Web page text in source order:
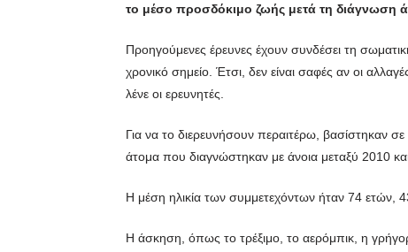
το μέσο προσδόκιμο ζωής μετά τη διάγνωση
Προηγούμενες έρευνες έχουν συνδέσει τη
χρονικό σημείο. Έτσι, δεν είναι σαφές αν οι
λένε οι ερευνητές.
Για να το διερευνήσουν περαιτέρω, βασίστηκαν
άτομα που διαγνώστηκαν με άνοια μεταξύ 2010
Η μέση ηλικία των συμμετεχόντων ήταν 74 ετών,
Η άσκηση, όπως το τρέξιμο, το αερόμπικ, η